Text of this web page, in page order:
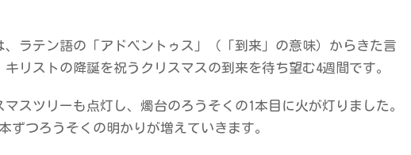
、ラテン語の「アドベントゥス」（「到来」の意味）からきた言
キリストの降誕を祝うクリスマスの到来を待ち望む4週間です。
マスツリーも点灯し、燭台のろうそくの1本目に火が灯りました。
ずつろうそくの明かりが増えていきます。